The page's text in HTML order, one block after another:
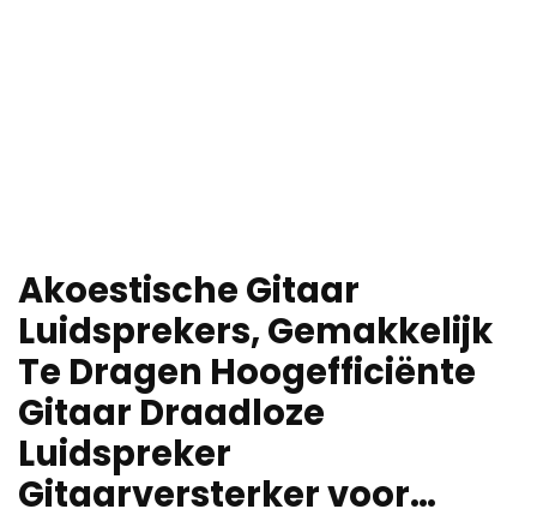
Akoestische Gitaar
Luidsprekers, Gemakkelijk
Te Dragen Hoogefficiënte
Gitaar Draadloze
Luidspreker
Gitaarversterker voor…